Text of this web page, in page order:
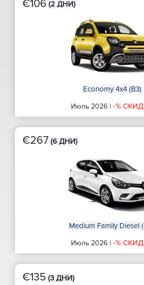
€106 (2 ДНИ)
Economy 4x4 (B3)
Июль 2026 | -%
€267 (6 ДНИ)
Medium Family Diesel
Июль 2026 | -%
€135 (3 ДНИ)